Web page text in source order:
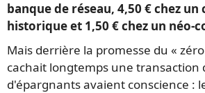
banque de réseau, 4,50 € chez
historique et 1,50 € chez un néo-
Mais derrière la promesse du «
cachait longtemps une transaction
d'épargnants avaient conscience :